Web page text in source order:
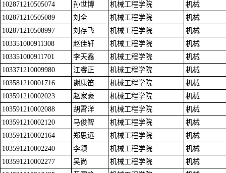
102871210505074
孙世博 机械工程学院
机械
102871210505089
刘全 机械工程学院
机械
102871210508997
刘存飞 机械工程学院
机械
103351000911308
赵佳轩 机械工程学院
机械
103351000911701
李天鑫 机械工程学院
机械
103371210009980
江睿正 机械工程学院
机械
103581210001716
谢康笛 机械工程学院
机械
103591210002023
赵家豪 机械工程学院
机械
103591210002088
胡霄洋 机械工程学院
机械
103591210002120
马俊智 机械工程学院
机械
103591210002164
郑思远 机械工程学院
机械
103591210002240
李颖 机械工程学院
机械
103591210002277
吴尚 机械工程学院
机械